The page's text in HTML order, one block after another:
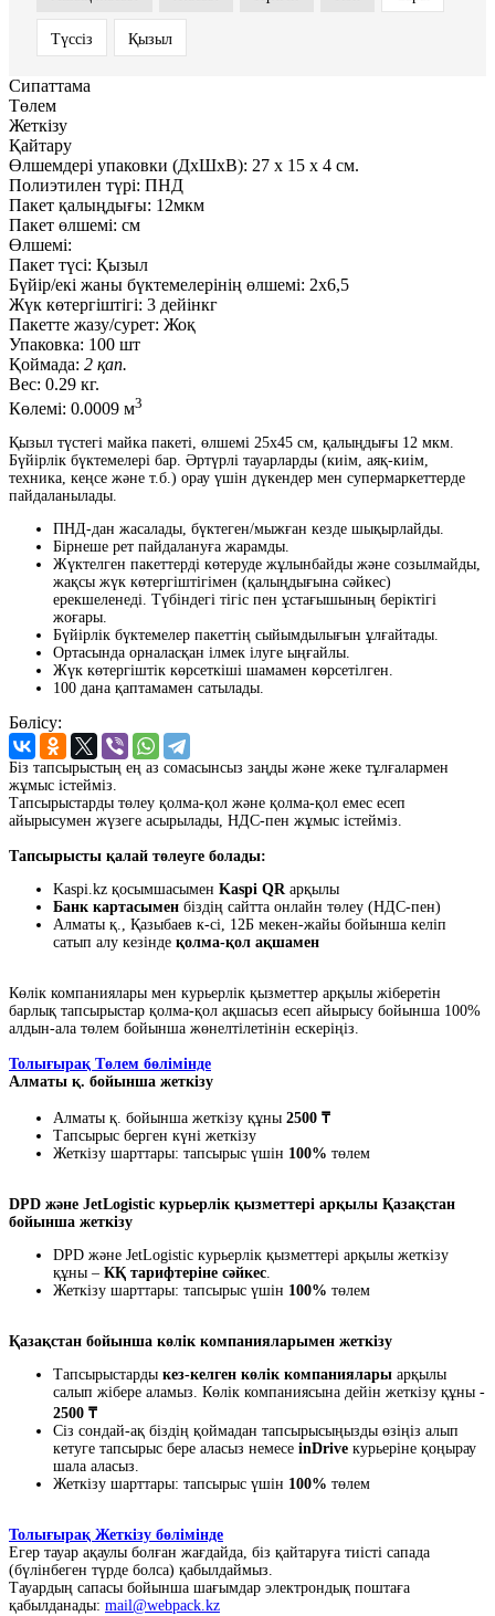
Түссіз Қызыл
Сипаттама
Төлем
Жеткізу
Қайтару
Өлшемдері упаковки (ДxШxВ): 27 x 15 x 4 см.
Полиэтилен түрі: ПНД
Пакет қалыңдығы: 12мкм
Пакет өлшемі: см
Өлшемі:
Пакет түсі: Қызыл
Бүйір/екі жаны бүктемелерінің өлшемі: 2х6,5
Жүк көтергіштігі: 3 дейінкг
Пакетте жазу/сурет: Жоқ
Упаковка: 100 шт
Қоймада: 2 қап.
Вес: 0.29 кг.
Көлемі: 0.0009 м3
Қызыл түстегі майка пакеті, өлшемі 25x45 см, қалыңдығы 12 мкм.
Бүйірлік бүктемелері бар. Әртүрлі тауарларды (киім, аяқ-киім,
техника, кеңсе және т.б.) орау үшін дүкендер мен супермаркеттерде
пайдаланылады.
ПНД-дан жасалады, бүктеген/мыжған кезде шықырлайды.
Бірнеше рет пайдалануға жарамды.
Жүктелген пакеттерді көтеруде жұлынбайды және созылмайды,
жақсы жүк көтергіштігімен (қалыңдығына сәйкес)
ерекшеленеді. Түбіндегі тігіс пен ұстағышының беріктігі
жоғары.
Бүйірлік бүктемелер пакеттің сыйымдылығын ұлғайтады.
Ортасында орналасқан ілмек ілуге ыңғайлы.
Жүк көтергіштік көрсеткіші шамамен көрсетілген.
100 дана қаптамамен сатылады.
Бөлісу:
Біз тапсырыстың ең аз сомасынсыз заңды және жеке тұлғалармен
жұмыс істейміз.
Тапсырыстарды төлеу қолма-қол және қолма-қол емес есеп
айырысумен жүзеге асырылады, НДС-пен жұмыс істейміз.
Тапсырысты қалай төлеуге болады:
Kaspi.kz қосымшасымен Kaspi QRарқылы
Банк картасымен біздің сайтта онлайн төлеу (НДС-пен)
Алматы қ., Қазыбаев к-сі, 12Б мекен-жайы бойынша келіп
сатып алу кезінде қолма-қол ақшамен
Көлік компаниялары мен курьерлік қызметтер арқылы жіберетін
барлық тапсырыстар қолма-қол ақшасыз есеп айырысу бойынша 100%
алдын-ала төлем бойынша жөнелтілетінін ескеріңіз.
Толығырақ Төлем бөлімінде
Алматы қ. бойынша жеткізу
Алматы қ. бойынша жеткізу құны 2500 ₸
Тапсырыс берген күні жеткізу
Жеткізу шарттары: тапсырыс үшін 100% төлем
DPD және JetLogistic курьерлік қызметтері арқылы Қазақстан
бойынша жеткізу
DPD және JetLogistic курьерлік қызметтері арқылы жеткізу
құны – КҚ тарифтеріне сәйкес.
Жеткізу шарттары: тапсырыс үшін 100% төлем
Қазақстан бойынша көлік компанияларымен жеткізу
Тапсырыстарды кез-келген көлік компаниялары арқылы
салып жібере аламыз. Көлік компаниясына дейін жеткізу құны -
2500 ₸
Сіз сондай-ақ біздің қоймадан тапсырысыңызды өзіңіз алып
кетуге тапсырыс бере аласыз немесе inDrive курьеріне қоңырау
шала аласыз.
Жеткізу шарттары: тапсырыс үшін 100% төлем
Толығырақ Жеткізу бөлімінде
Егер тауар ақаулы болған жағдайда, біз қайтаруға тиісті сапада
(бүлінбеген түрде болса) қабылдаймыз.
Тауардың сапасы бойынша шағымдар электрондық поштаға
қабылданады: mail@webpack.kz